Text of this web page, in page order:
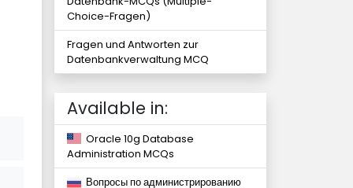
Choice-Fragen)
Fragen und Antworten zur
Datenbankverwaltung MCQ
Available in:
Oracle 10g Database
Administration MCQs
Вопросы по администрированию